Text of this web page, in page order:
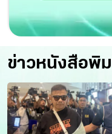
ข่าวหนังสือพิ